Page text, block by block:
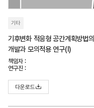
기타
기후변화 적응형 공간계획방법의
개발과 모의적용 연구(I)
책임자 :
연구진 :
다운로드